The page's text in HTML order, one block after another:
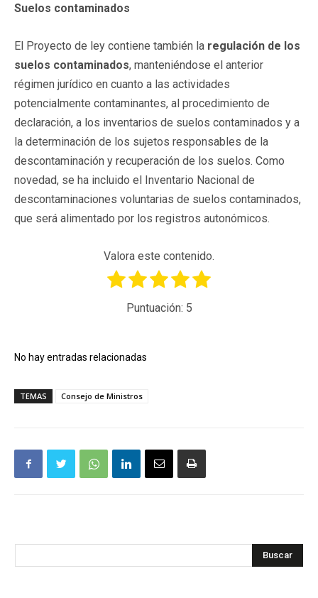
Suelos contaminados
El Proyecto de ley contiene también la regulación de los
suelos contaminados, manteniéndose el anterior
régimen jurídico en cuanto a las actividades
potencialmente contaminantes, al procedimiento de
declaración, a los inventarios de suelos contaminados y a
la determinación de los sujetos responsables de la
descontaminación y recuperación de los suelos. Como
novedad, se ha incluido el Inventario Nacional de
descontaminaciones voluntarias de suelos contaminados,
que será alimentado por los registros autonómicos.
Valora este contenido.
Puntuación: 5
No hay entradas relacionadas
TEMAS Consejo de Ministros
Buscar